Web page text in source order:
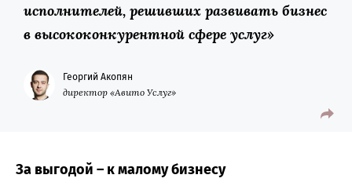
исполнителей, решивших развивать бизнес
в высококонкурентной сфере услуг»
Георгий Акопян
директор «Авито Услуг»
За выгодой – к малому бизнесу